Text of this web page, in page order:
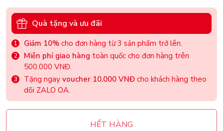
Quà tặng và ưu đãi
Giảm 10% cho đơn hàng từ 3 sản phẩm trở lên.
Miễn phí giao hàng toàn quốc cho đơn hàng trên
500.000 VNĐ.
Tặng ngay voucher 10.000 VNĐ cho khách hàng theo
dõi ZALO OA.
HẾT HÀNG